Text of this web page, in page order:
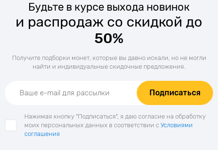
Будьте в курсе выхода новинок
и распродаж со скидкой до
50%
Получите подборки монет, которые вы давно искали, но не могли
найти и индивидуальные скидочные предложения.
Подписаться
Нажимая кнопку "Подписаться", я даю согласие на обработку
моих персональных данных в соответствии с Условиями
соглашения